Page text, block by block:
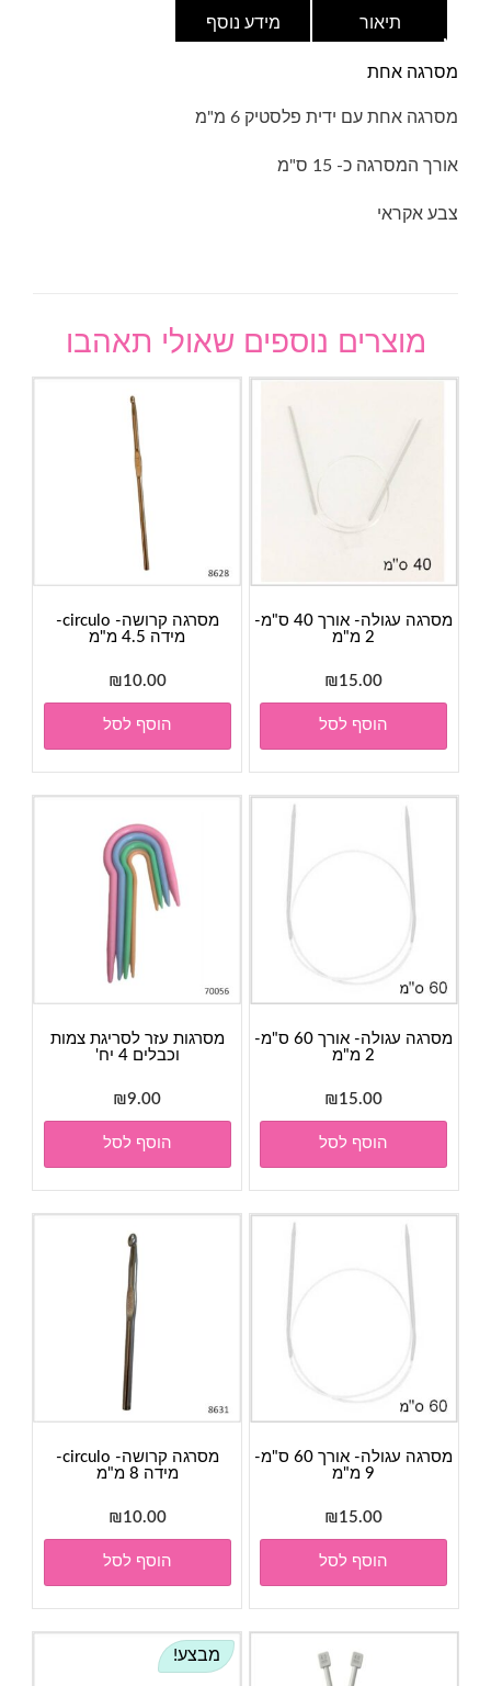
תיאור מידע נוסף
מסרגה אחת
מסרגה אחת עם ידית פלסטיק 6 מ"מ
אורך המסרגה כ- 15 ס"מ
צבע אקראי
מוצרים נוספים שאולי תאהבו
מסרגה עגולה- אורך 40 ס"מ-
2 מ"מ
₪15.00
הוסף לסל
מסרגה קרושה- circulo-
מידה 4.5 מ"מ
₪10.00
הוסף לסל
מסרגה עגולה- אורך 60 ס"מ-
2 מ"מ
₪15.00
הוסף לסל
מסרגות עזר לסריגת צמות
וכבלים 4 יח'
₪9.00
הוסף לסל
מסרגה עגולה- אורך 60 ס"מ-
9 מ"מ
₪15.00
הוסף לסל
מסרגה קרושה- circulo-
מידה 8 מ"מ
₪10.00
הוסף לסל
מבצע!